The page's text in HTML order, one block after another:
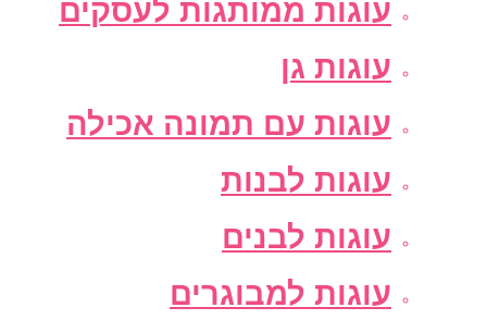
עוגות ממותגות לעסקים
עוגות גן
עוגות עם תמונה אכילה
עוגות לבנות
עוגות לבנים
עוגות למבוגרים